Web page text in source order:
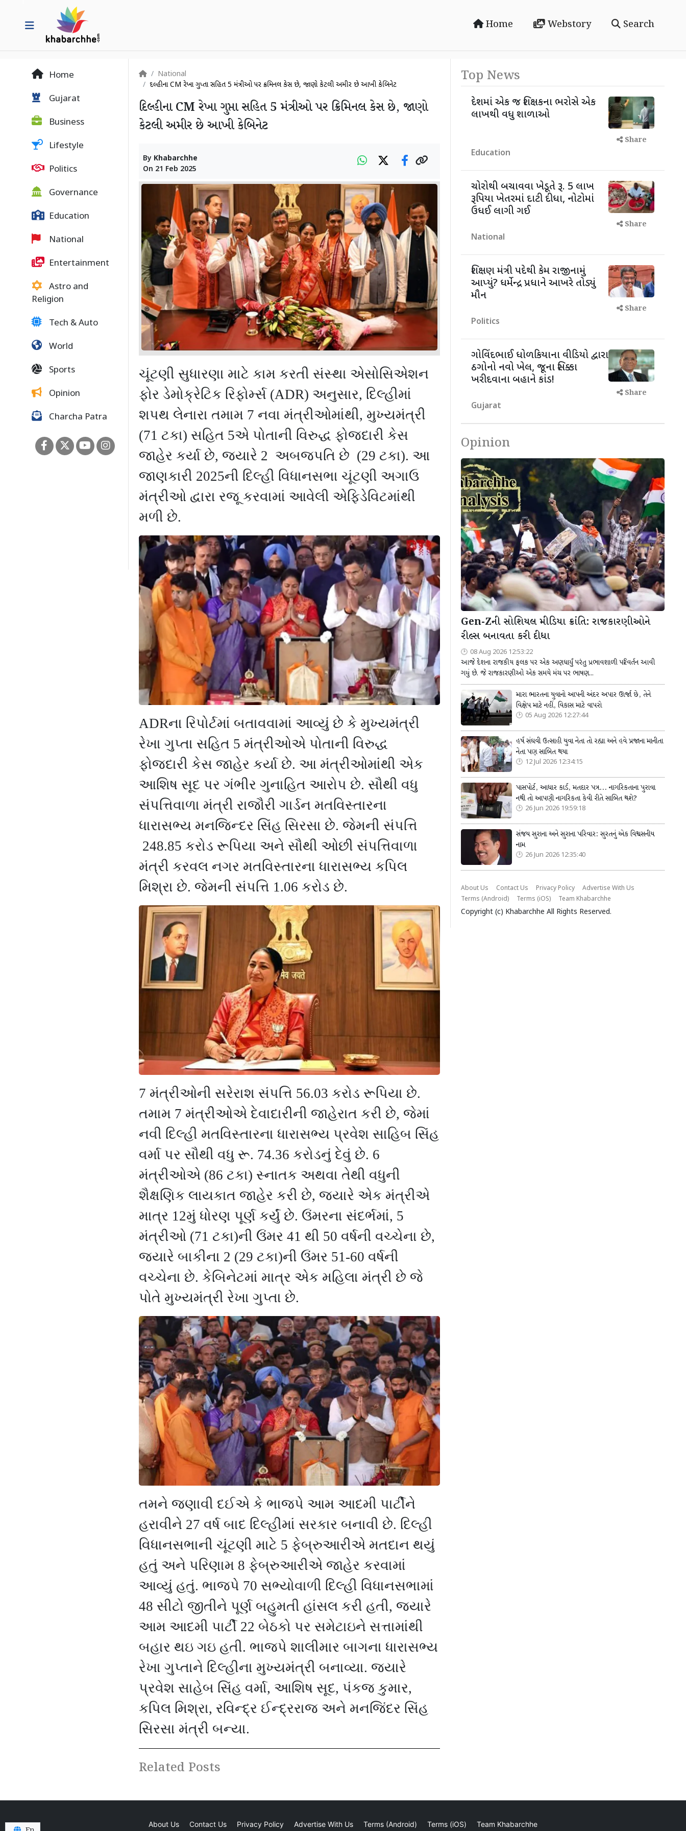
Home Webstory Search
Home
Gujarat
Business
Lifestyle
Politics
Governance
Education
National
Entertainment
Astro and
Religion
Tech & Auto
World
Sports
Opinion
Charcha Patra
National
દિલ્હીના CM રેખા ગુપ્તા સહિત 5 મંત્રીઓ પર ક્રિમિનલ કેસ છે, જાણો કેટલી અમીર છે આખી કેબિનેટ
દિલ્હીના CM રેખા ગુપ્તા સહિત 5 મંત્રીઓ પર ક્રિમિનલ કેસ છે, જાણો
કેટલી અમીર છે આખી કેબિનેટ
By Khabarchhe
On 21 Feb 2025
ચૂંટણી સુધારણા માટે કામ કરતી સંસ્થા એસોસિએશન
ફોર ડેમોક્રેટિક રિફોર્મ્સ (ADR) અનુસાર, દિલ્હીમાં
શપથ લેનારા તમામ 7 નવા મંત્રીઓમાંથી, મુખ્યમંત્રી
(71 ટકા) સહિત 5એ પોતાની વિરુદ્ધ ફોજદારી કેસ
જાહેર કર્યા છે, જ્યારે 2 અબજપતિ છે (29 ટકા). આ
જાણકારી 2025ની દિલ્હી વિધાનસભા ચૂંટણી અગાઉ
મંત્રીઓ દ્વારા રજૂ કરવામાં આવેલી એફિડેવિટમાંથી
મળી છે.
ADRના રિપોર્ટમાં બતાવવામાં આવ્યું છે કે મુખ્યમંત્રી
રેખા ગુપ્તા સહિત 5 મંત્રીઓએ પોતાની વિરુદ્ધ
ફોજદારી કેસ જાહેર કર્યા છે. આ મંત્રીઓમાંથી એક
આશિષ સૂદ પર ગંભીર ગુનાહિત આરોપ છે. સૌથી વધુ
સંપત્તિવાળા મંત્રી રાજૌરી ગાર્ડન મતવિસ્તારના
ધારાસભ્ય મનજિન્દર સિંહ સિરસા છે. જેમની સંપત્તિ
248.85 કરોડ રૂપિયા અને સૌથી ઓછી સંપત્તિવાળા
મંત્રી કરવલ નગર મતવિસ્તારના ધારાસભ્ય કપિલ
મિશ્રા છે. જેમની સંપત્તિ 1.06 કરોડ છે.
7 મંત્રીઓની સરેરાશ સંપત્તિ 56.03 કરોડ રૂપિયા છે.
તમામ 7 મંત્રીઓએ દેવાદારીની જાહેરાત કરી છે, જેમાં
નવી દિલ્હી મતવિસ્તારના ધારાસભ્ય પ્રવેશ સાહિબ સિંહ
વર્મા પર સૌથી વધુ રૂ. 74.36 કરોડનું દેવું છે. 6
મંત્રીઓએ (86 ટકા) સ્નાતક અથવા તેથી વધુની
શૈક્ષણિક લાયકાત જાહેર કરી છે, જ્યારે એક મંત્રીએ
માત્ર 12મું ધોરણ પૂર્ણ કર્યું છે. ઉંમરના સંદર્ભમાં, 5
મંત્રીઓ (71 ટકા)ની ઉંમર 41 થી 50 વર્ષની વચ્ચેના છે,
જ્યારે બાકીના 2 (29 ટકા)ની ઉંમર 51-60 વર્ષની
વચ્ચેના છે. કેબિનેટમાં માત્ર એક મહિલા મંત્રી છે જે
પોતે મુખ્યમંત્રી રેખા ગુપ્તા છે.
તમને જણાવી દઈએ કે ભાજપે આમ આદમી પાર્ટીને
હરાવીને 27 વર્ષ બાદ દિલ્હીમાં સરકાર બનાવી છે. દિલ્હી
વિધાનસભાની ચૂંટણી માટે 5 ફેબ્રુઆરીએ મતદાન થયું
હતું અને પરિણામ 8 ફેબ્રુઆરીએ જાહેર કરવામાં
આવ્યું હતું. ભાજપે 70 સભ્યોવાળી દિલ્હી વિધાનસભામાં
48 સીટો જીતીને પૂર્ણ બહુમતી હાંસલ કરી હતી, જ્યારે
આમ આદમી પાર્ટી 22 બેઠકો પર સમેટાઇને સત્તામાંથી
બહાર થઇ ગઇ હતી. ભાજપે શાલીમાર બાગના ધારાસભ્ય
રેખા ગુપ્તાને દિલ્હીના મુખ્યમંત્રી બનાવ્યા. જ્યારે
પ્રવેશ સાહેબ સિંહ વર્મા, આશિષ સૂદ, પંકજ કુમાર,
કપિલ મિશ્રા, રવિન્દ્ર ઈન્દ્રરાજ અને મનજિંદર સિંહ
સિરસા મંત્રી બન્યા.
Related Posts
Top News
દેશમાં એક જ શિક્ષકના ભરોસે એક
લાખથી વધુ શાળાઓ
Education
Share
ચોરોથી બચાવવા ખેડૂતે રૂ. 5 લાખ
રૂપિયા ખેતરમાં દાટી દીધા, નોટોમાં
ઉધઈ લાગી ગઈ
National
Share
શિક્ષણ મંત્રી પદેથી કેમ રાજીનામું
આપ્યું? ધર્મેન્દ્ર પ્રધાને આખરે તોડ્યું
મૌન
Politics
Share
ગોવિંદભાઈ ધોળકિયાના વીડિયો દ્વારા
ઠગોનો નવો ખેલ, જૂના સિક્કા
ખરીદવાના બહાને કાંડ!
Gujarat
Share
Opinion
Gen-Zની સોશિયલ મીડિયા ક્રાંતિ: રાજકારણીઓને
રીલ્સ બનાવતા કરી દીધા
08 Aug 2026 12:53:22
આજે દેશના રાજકીય ફલક પર એક અણધાર્યું પરંતુ પ્રભાવશાળી પરિવર્તન આવી
ગયું છે. જે રાજકારણીઓ એક સમયે મંચ પર ભાષણ...
મારા ભારતના યુવાનો આપની અંદર અપાર ઊર્જા છે, તેને
વિક્ષેપ માટે નહીં, વિકાસ માટે વાપરો
05 Aug 2026 12:27:44
હર્ષ સંઘવી ઉત્સાહી યુવા નેતા તો રહ્યા અને હવે પ્રજાના માનીતા
નેતા પણ સાબિત થયા
12 Jul 2026 12:34:15
પાસપોર્ટ, આધાર કાર્ડ, મતદાર પત્ર... નાગરિકતાના પુરાવા
નથી તો આપણી નાગરિકતા કેવી રીતે સાબિત થશે?
26 Jun 2026 19:59:18
સંજય સુરાના અને સુરાના પરિવાર: સુરતનું એક વિશ્વસનીય
નામ
26 Jun 2026 12:35:40
About Us Contact Us Privacy Policy
Advertise With Us
Terms (Android)
Terms (iOS) Team Khabarchhe
Copyright (c) Khabarchhe All Rights Reserved.
About Us Contact Us Privacy Policy Advertise With Us Terms (Android) Terms (iOS) Team Khabarchhe